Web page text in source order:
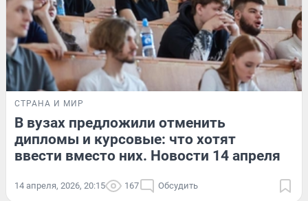
СТРАНА И МИР
В вузах предложили отменить
дипломы и курсовые: что хотят
ввести вместо них. Новости 14 апреля
14 апреля, 2026, 20:15 167 Обсудить